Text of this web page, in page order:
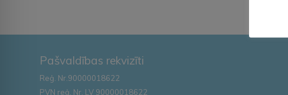
Pašvaldības rekvizīti
Reģ. Nr.90000018622
PVN reģ. Nr. LV 90000018622